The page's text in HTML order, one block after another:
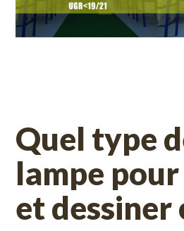
Quel type
lampe
et dessiner